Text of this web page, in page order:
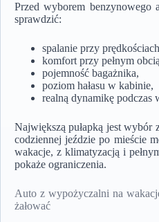
Przed wyborem benzynowego
sprawdzić:
spalanie przy
komfort przy pełnym
pojemność bagażnika,
poziom hałasu w kabinie,
realną dynamikę podczas
Największą pułapką jest wybór
codziennej jeździe po mieście
wakacje, z klimatyzacją i
pokaże ograniczenia.
Auto z wypożyczalni na
żałować